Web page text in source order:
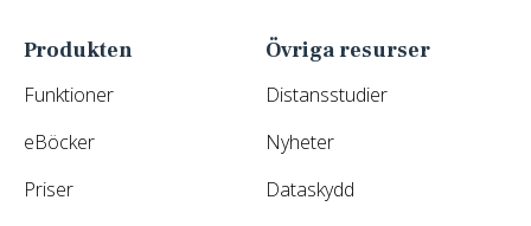
Produkten
Funktioner
eBöcker
Priser
Övriga resurser
Distansstudier
Nyheter
Dataskydd